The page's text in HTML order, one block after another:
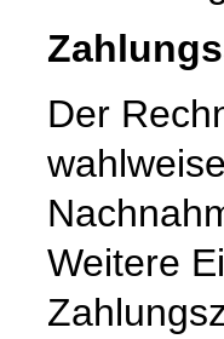
Der
Weitere